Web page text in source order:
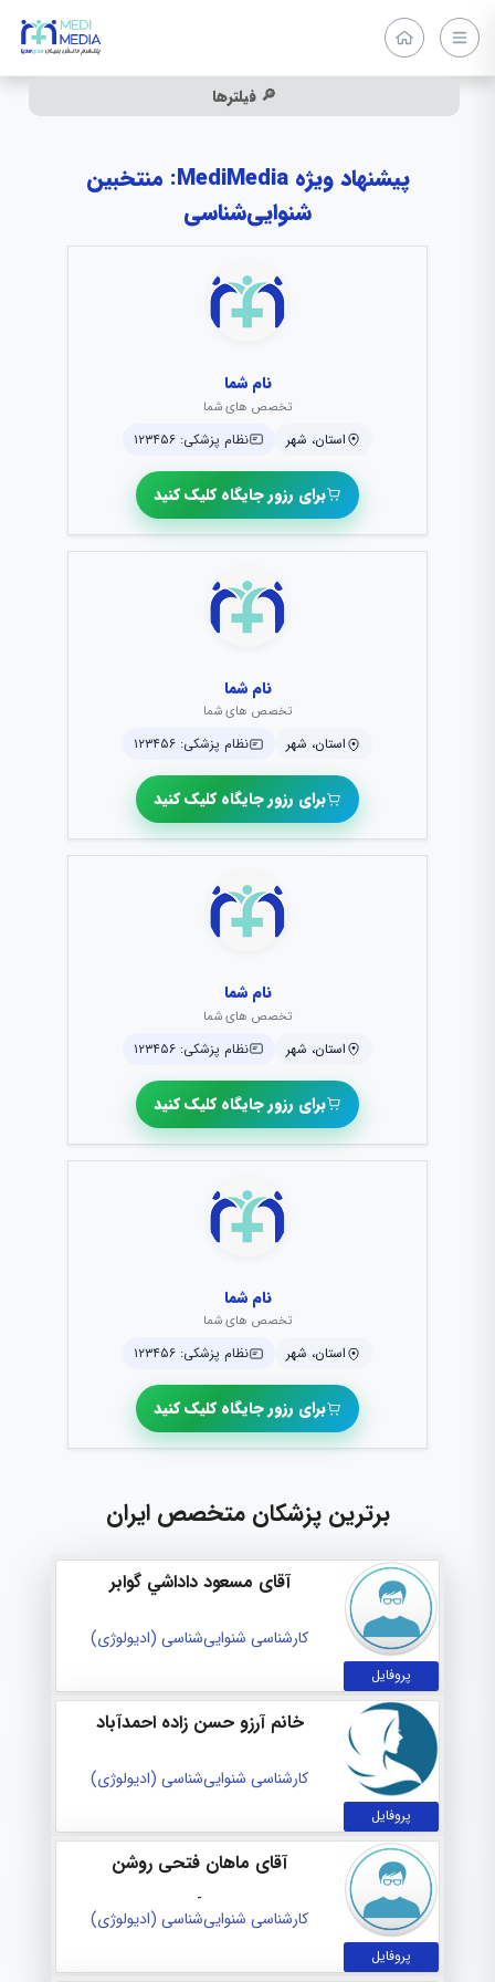
🔎 فیلترها
پیشنهاد ویژه MediMedia: منتخبین
شنوایی‌شناسی
نام شما
تخصص های شما
استان، شهر نظام پزشکی: ۱۲۳۴۵۶
برای رزور جایگاه کلیک کنید
نام شما
تخصص های شما
استان، شهر نظام پزشکی: ۱۲۳۴۵۶
برای رزور جایگاه کلیک کنید
نام شما
تخصص های شما
استان، شهر نظام پزشکی: ۱۲۳۴۵۶
برای رزور جایگاه کلیک کنید
نام شما
تخصص های شما
استان، شهر نظام پزشکی: ۱۲۳۴۵۶
برای رزور جایگاه کلیک کنید
برترین پزشکان متخصص ایران
پروفایل
آقای مسعود داداشي گوابر
کارشناسی شنوایی‌شناسی (ادیولوژی)
پروفایل
خانم آرزو حسن زاده احمدآباد
کارشناسی شنوایی‌شناسی (ادیولوژی)
پروفایل
آقای ماهان فتحی روشن
-
کارشناسی شنوایی‌شناسی (ادیولوژی)